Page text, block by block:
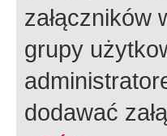
załączników
grupy
dodawać